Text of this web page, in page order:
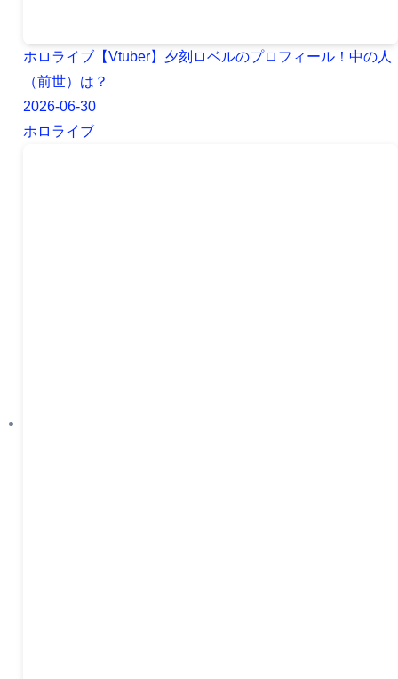
ホロライブ【Vtuber】夕刻ロベルのプロフィール！中の人
（前世）は？
2026-06-30
ホロライブ